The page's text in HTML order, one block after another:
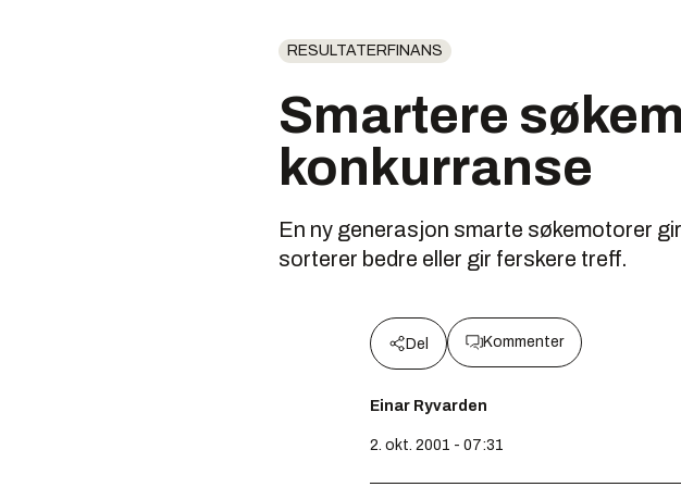
RESULTATERFINANS
Smartere
konkurranse
En ny generasjon smarte søkemotorer
sorterer bedre eller gir ferskere treff.
Del Kommenter
Einar Ryvarden
2. okt. 2001 - 07:31